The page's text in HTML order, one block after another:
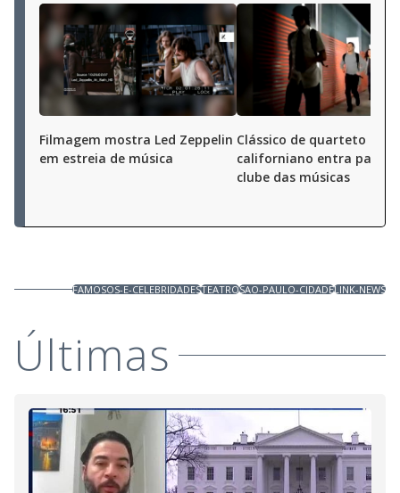
Filmagem mostra Led Zeppelin
em estreia de música
Clássico de quarteto
californiano entra para
clube das músicas
FAMOSOS-E-CELEBRIDADESTEATROSAO-PAULO-CIDADELINK-NEWS
Últimas